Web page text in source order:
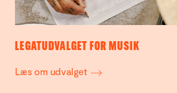
LEGATUDVALGET FOR MUSIK
Læs om udvalget